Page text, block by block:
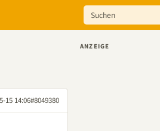
15 14:06#8049380
ANZEIGE